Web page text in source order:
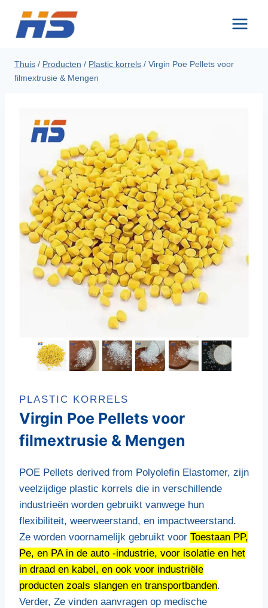
naar
inhoud
Thuis / Producten / Plastic korrels / Virgin Poe Pellets voor
filmextrusie & Mengen
PLASTIC KORRELS
Virgin Poe Pellets voor
filmextrusie & Mengen
POE Pellets derived from Polyolefin Elastomer, zijn
veelzijdige plastic korrels die in verschillende
industrieën worden gebruikt vanwege hun
flexibiliteit, weerweerstand, en impactweerstand.
Ze worden voornamelijk gebruikt voor Toestaan ​​PP,
Pe, en PA in de auto -industrie, voor isolatie en het
in draad en kabel, en ook voor industriële
producten zoals slangen en transportbanden.
Verder, Ze vinden aanvragen op medische